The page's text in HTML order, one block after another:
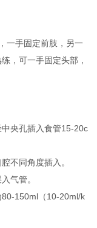
一手固定前肢，另一
，可一手固定头部，
央孔插入食管15-20c
不同角度插入 。
气管。
80-150ml（10-20ml/k